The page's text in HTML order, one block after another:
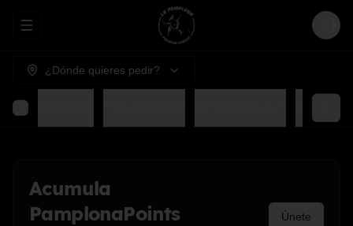
Abrir menu de navegación Login
¿Dónde quieres pedir?
Acumula
PamplonaPoints
Únete